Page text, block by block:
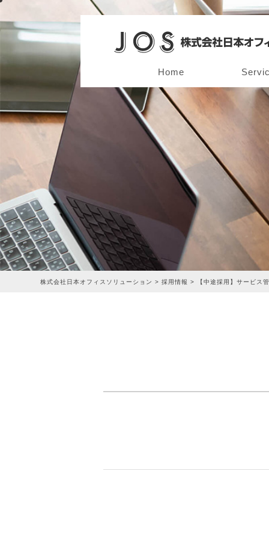
Home
株式会社日本オフィスソリューション >採用情報 > 【中途採用】サービス